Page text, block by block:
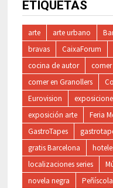
ETIQUETAS
arte arte urbano
bravas
CaixaForum
cocina de autor
comer en Granollers
Eurovision
exposición arte
Feria
GastroTapes
gratis Barcelona
localizaciones series
novela negra
Peñíscola